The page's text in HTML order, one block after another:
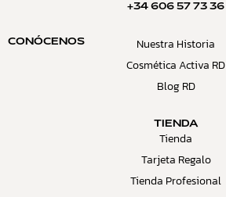
+34 606 57 73 36
CONÓCENOS
Nuestra Historia
Cosmética Activa RD
Blog RD
TIENDA
Tienda
Tarjeta Regalo
Tienda Profesional